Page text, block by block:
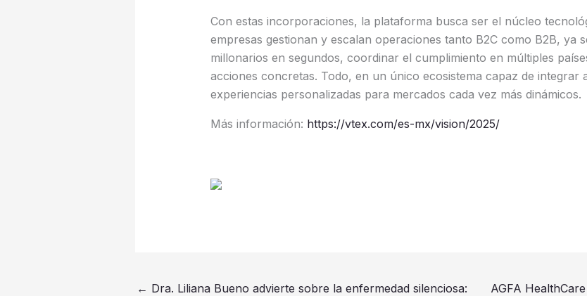
Con estas incorporaciones, la plataforma busca ser el núcleo
empresas gestionan y escalan operaciones tanto B2C como B2B, ya
millonarios en segundos, coordinar el cumplimiento en múltiples
acciones concretas. Todo, en un único ecosistema capaz de integrar
experiencias personalizadas para mercados cada vez más dinámicos.
Más información: https://vtex.com/es-mx/vision/2025/
← Dra. Liliana Bueno advierte sobre la enfermedad silenciosa:
AGFA